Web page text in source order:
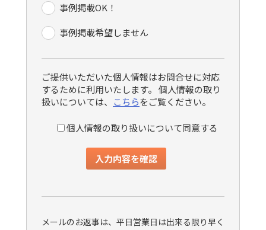
事例掲載OK！
事例掲載希望しません
ご提供いただいた個人情報はお問合せに対応
するために利用いたします。 個人情報の取り
扱いについては、 こちらをご覧ください。
個人情報の取り扱いについて同意する
メールのお返事は、平日営業日は出来る限り早く